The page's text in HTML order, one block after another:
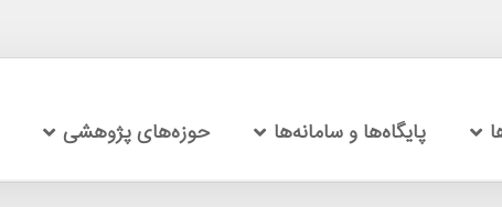
پایگاه‌ها و سامانه‌ها حوزه‌های پژوهشی